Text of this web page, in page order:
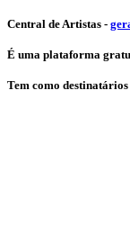
Central de Artistas -
É uma plataforma
Tem como